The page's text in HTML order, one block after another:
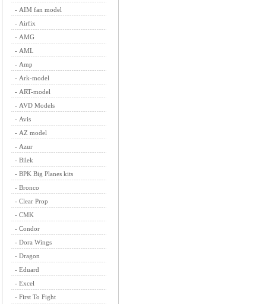
- AIM fan model
- Airfix
- AMG
- AML
- Amp
- Ark-model
- ART-model
- AVD Models
- Avis
- AZ model
- Azur
- Bilek
- BPK Big Planes kits
- Bronco
- Clear Prop
- CMK
- Condor
- Dora Wings
- Dragon
- Eduard
- Excel
- First To Fight